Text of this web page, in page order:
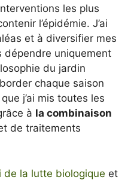
les plus
l’épidémie. J’ai
et à diversifier mes
dépendre uniquement
du jardin
chaque saison
j’ai mis toutes les
à la combinaison
de traitements
de la lutte biologique et